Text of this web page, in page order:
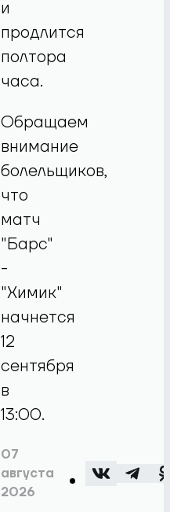
и
продлится
полтора
часа.
Обращаем
внимание
болельщиков,
что
матч
"Барс"
-
"Химик"
начнется
12
сентября
в
13:00.
07
августа
2026